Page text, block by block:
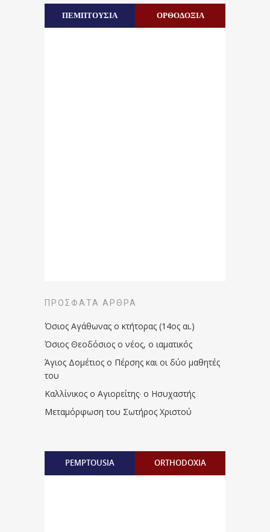
ΠΕΜΠΤΟΥΣΙΑ ΟΡΘΟΔΟΞΙΑ
ΠΡΌΣΦΑΤΑ ΆΡΘΡΑ
Όσιος Αγάθωνας ο κτήτορας (14ος αι.)
Όσιος Θεοδόσιος ο νέος, ο ιαματικός
Άγιος Δομέτιος ο Πέρσης και οι δύο μαθητές
του
Καλλίνικος ο Αγιορείτης · ο Ησυχαστής
Μεταμόρφωση του Σωτήρος Χριστού
PEMPTOUSIA ORTHODOXIA